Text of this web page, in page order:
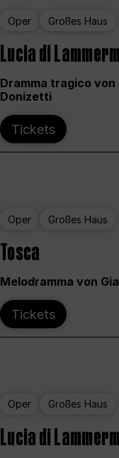
Oper Großes Haus
Lucia di
Dramma tragico von
Donizetti
Tickets
Oper Großes Haus
Tosca
Melodramma von
Tickets
Oper Großes Haus
Lucia di